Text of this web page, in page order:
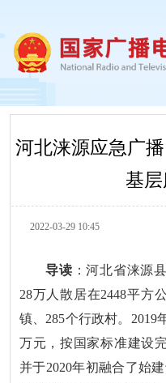
河北涞源应急广
基
2022-03-29 10:45
导读 ：河北省涞源
28万人散居在2448平方
镇、285个行政村。2019
万元，按国家标准建设
并于2020年初融合了始